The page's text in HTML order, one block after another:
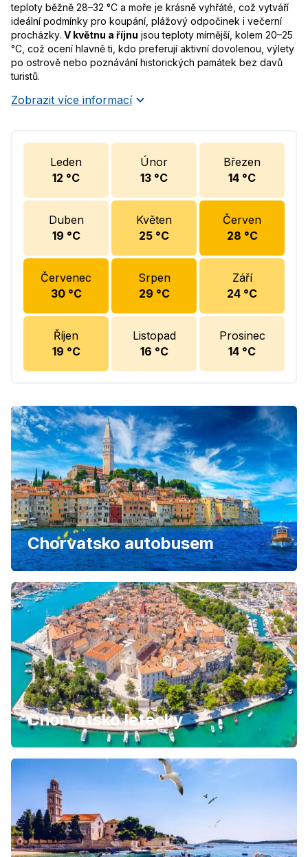
teploty běžně 28–32 °C a moře je krásně vyhřáté, což vytváří
ideální podmínky pro koupání, plážový odpočinek i večerní
procházky. V květnu a říjnu jsou teploty mírnější, kolem 20–25
°C, což ocení hlavně ti, kdo preferují aktivní dovolenou, výlety
po ostrově nebo poznávání historických památek bez davů
turistů.
Zobrazit více informací
Leden
12 °C
Únor
13 °C
Březen
14 °C
Duben
19 °C
Květen
25 °C
Červen
28 °C
Červenec
30°C
Srpen
29 °C
Září
24 °C
Říjen
19 °C
Listopad
16 °C
Prosinec
14 °C
Chorvatsko autobusem
Chorvatsko letecky